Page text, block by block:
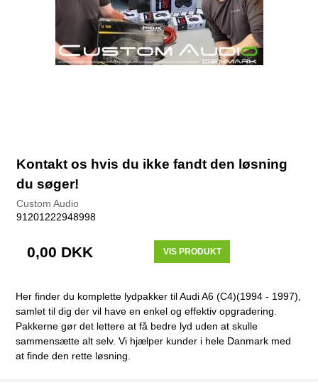
Kontakt os hvis du ikke fandt den løsning
du søger!
Custom Audio
91201222948998
0,00 DKK VIS PRODUKT
Her finder du komplette lydpakker til Audi A6 (C4)(1994 - 1997),
samlet til dig der vil have en enkel og effektiv opgradering.
Pakkerne gør det lettere at få bedre lyd uden at skulle
sammensætte alt selv. Vi hjælper kunder i hele Danmark med
at finde den rette løsning.